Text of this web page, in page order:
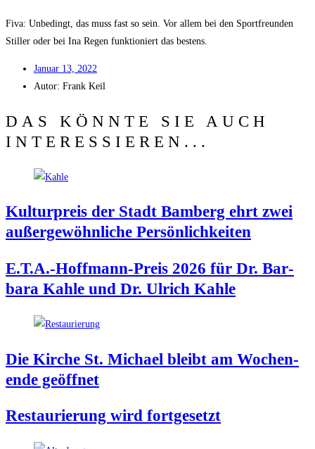
Fiva: Unbe­dingt, das muss fast so sein. Vor allem bei den Sport­freun­den
Stil­ler oder bei Ina Regen funk­tio­niert das bestens.
Janu­ar 13, 2022
Autor: Frank Keil
DAS KÖNNTE SIE AUCH
INTERESSIEREN...
Kul­tur­preis der Stadt Bam­berg ehrt zwei
außer­ge­wöhn­li­che Persönlichkeiten
E.T.A.-Hoffmann-Preis 2026 für Dr. Bar­
ba­ra Kah­le und Dr. Ulrich Kahle
Die Kir­che St. Micha­el bleibt am Wochen­
en­de geöffnet
Restau­rie­rung wird fortgesetzt